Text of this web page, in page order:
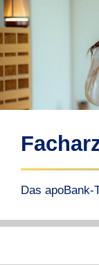
Das apoBank-